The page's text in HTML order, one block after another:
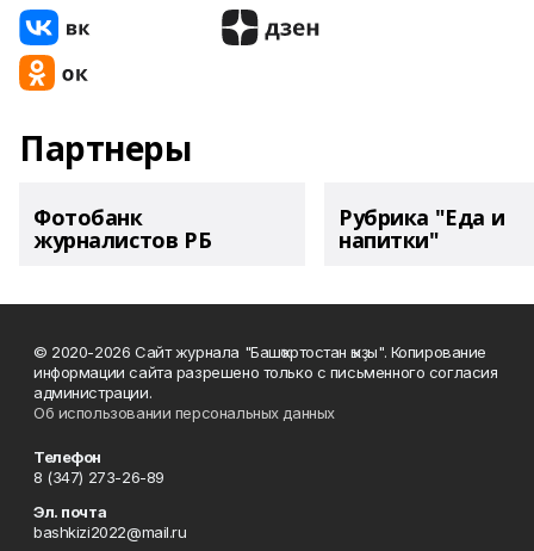
Партнеры
Фотобанк
журналистов РБ
Рубрика "Еда и
напитки"
© 2020-2026 Сайт журнала "Башҡортостан ҡыҙы". Копирование
информации сайта разрешено только с письменного согласия
администрации.
Об использовании персональных данных
Телефон
8 (347) 273-26-89
Эл. почта
bashkizi2022@mail.ru